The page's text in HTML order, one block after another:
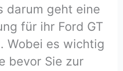
darum geht eine
für ihr Ford GT
Wobei es wichtig
bevor Sie zur